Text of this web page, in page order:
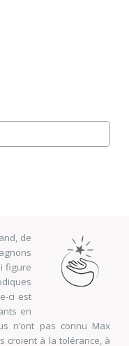
de
figure
ci est
en
n’ont pas connu Max
croient à la tolérance, à